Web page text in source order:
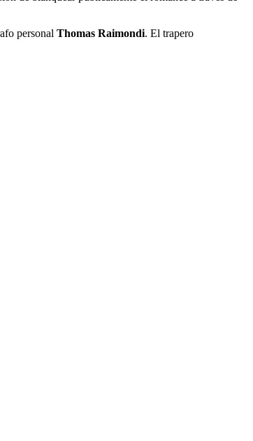
personal Thomas Raimondi. El trapero